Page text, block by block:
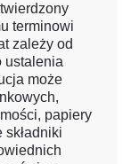
terminowi
zależy od
ustalenia
może
papiery
składniki